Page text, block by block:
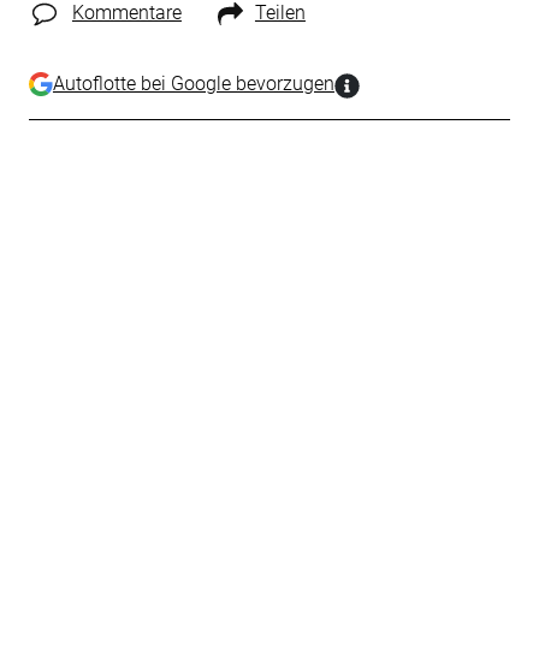
Kommentare Teilen
Autoflotte bei Google bevorzugen